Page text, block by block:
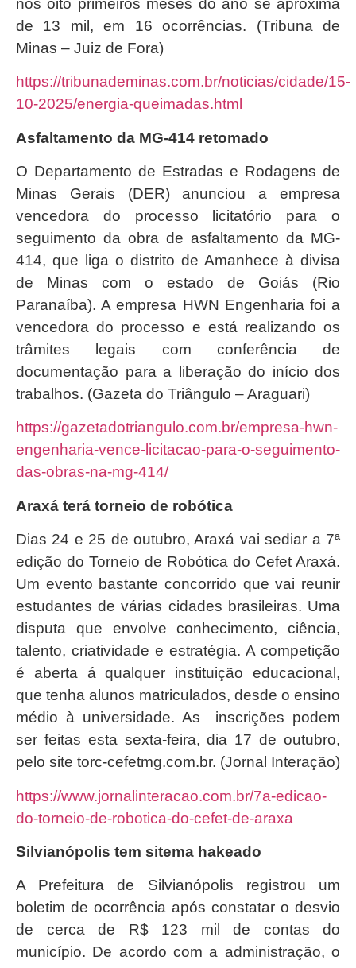
nos oito primeiros meses do ano se aproxima
de 13 mil, em 16 ocorrências. (Tribuna de
Minas – Juiz de Fora)
https://tribunademinas.com.br/noticias/cidade/15-
10-2025/energia-queimadas.html
Asfaltamento da MG-414 retomado
O Departamento de Estradas e Rodagens de
Minas Gerais (DER) anunciou a empresa
vencedora do processo licitatório para o
seguimento da obra de asfaltamento da MG-
414, que liga o distrito de Amanhece à divisa
de Minas com o estado de Goiás (Rio
Paranaíba). A empresa HWN Engenharia foi a
vencedora do processo e está realizando os
trâmites legais com conferência de
documentação para a liberação do início dos
trabalhos. (Gazeta do Triângulo – Araguari)
https://gazetadotriangulo.com.br/empresa-hwn-
engenharia-vence-licitacao-para-o-seguimento-
das-obras-na-mg-414/
Araxá terá torneio de robótica
Dias 24 e 25 de outubro, Araxá vai sediar a 7ª
edição do Torneio de Robótica do Cefet Araxá.
Um evento bastante concorrido que vai reunir
estudantes de várias cidades brasileiras. Uma
disputa que envolve conhecimento, ciência,
talento, criatividade e estratégia. A competição
é aberta á qualquer instituição educacional,
que tenha alunos matriculados, desde o ensino
médio à universidade. As inscrições podem
ser feitas esta sexta-feira, dia 17 de outubro,
pelo site torc-cefetmg.com.br. (Jornal Interação)
https://www.jornalinteracao.com.br/7a-edicao-
do-torneio-de-robotica-do-cefet-de-araxa
Silvianópolis tem sitema hakeado
A Prefeitura de Silvianópolis registrou um
boletim de ocorrência após constatar o desvio
de cerca de R$ 123 mil de contas do
município. De acordo com a administração, o